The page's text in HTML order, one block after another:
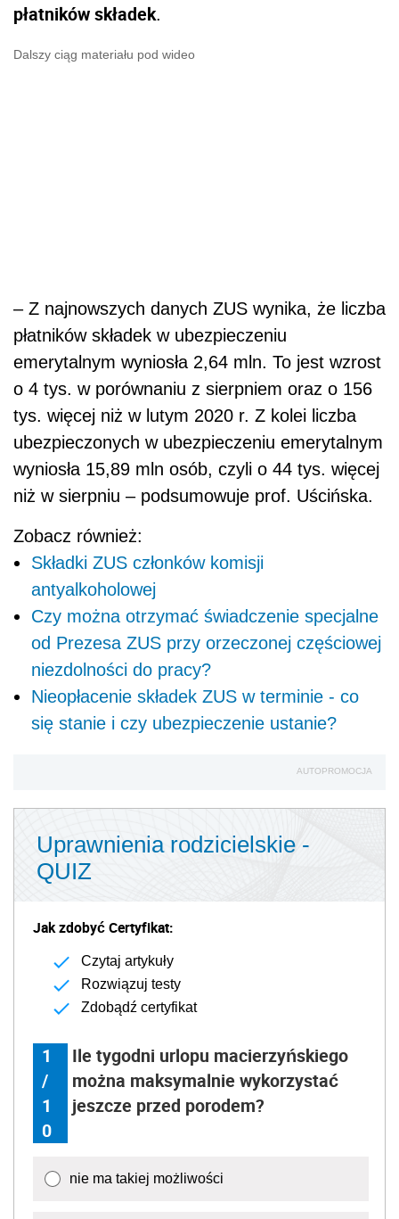
płatników składek.
Dalszy ciąg materiału pod wideo
– Z najnowszych danych ZUS wynika, że liczba
płatników składek w ubezpieczeniu
emerytalnym wyniosła 2,64 mln. To jest wzrost
o 4 tys. w porównaniu z sierpniem oraz o 156
tys. więcej niż w lutym 2020 r. Z kolei liczba
ubezpieczonych w ubezpieczeniu emerytalnym
wyniosła 15,89 mln osób, czyli o 44 tys. więcej
niż w sierpniu – podsumowuje prof. Uścińska.
Zobacz również:
Składki ZUS członków komisji
antyalkoholowej
Czy można otrzymać świadczenie specjalne
od Prezesa ZUS przy orzeczonej częściowej
niezdolności do pracy?
Nieopłacenie składek ZUS w terminie - co
się stanie i czy ubezpieczenie ustanie?
AUTOPROMOCJA
Uprawnienia rodzicielskie -
QUIZ
Jak zdobyć Certyfikat:
Czytaj artykuły
Rozwiązuj testy
Zdobądź certyfikat
1
/
1
0
Ile tygodni urlopu macierzyńskiego
można maksymalnie wykorzystać
jeszcze przed porodem?
nie ma takiej możliwości